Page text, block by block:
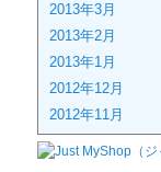
2013年3月
2013年2月
2013年1月
2012年12月
2012年11月